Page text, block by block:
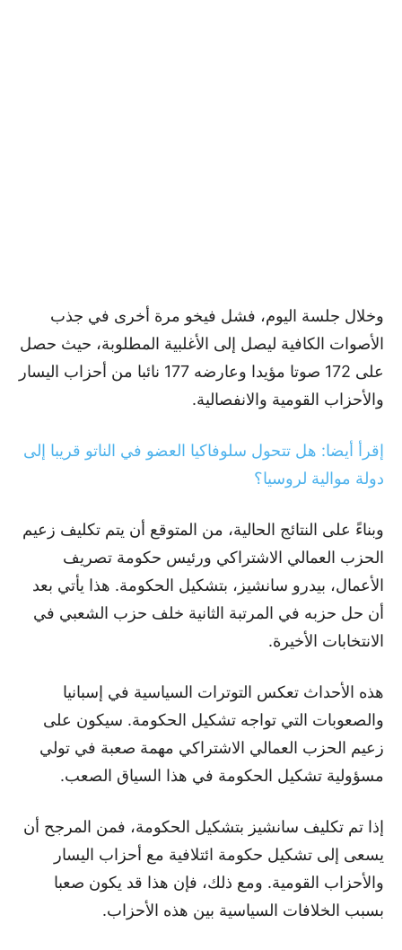
وخلال جلسة اليوم، فشل فيخو مرة أخرى في جذب
الأصوات الكافية ليصل إلى الأغلبية المطلوبة، حيث حصل
على 172 صوتا مؤيدا وعارضه 177 نائبا من أحزاب اليسار
والأحزاب القومية والانفصالية.
إقرأ أيضا: هل تتحول سلوفاكيا العضو في الناتو قريبا إلى
دولة موالية لروسيا؟
وبناءً على النتائج الحالية، من المتوقع أن يتم تكليف زعيم
الحزب العمالي الاشتراكي ورئيس حكومة تصريف
الأعمال، بيدرو سانشيز، بتشكيل الحكومة. هذا يأتي بعد
أن حل حزبه في المرتبة الثانية خلف حزب الشعبي في
الانتخابات الأخيرة.
هذه الأحداث تعكس التوترات السياسية في إسبانيا
والصعوبات التي تواجه تشكيل الحكومة. سيكون على
زعيم الحزب العمالي الاشتراكي مهمة صعبة في تولي
مسؤولية تشكيل الحكومة في هذا السياق الصعب.
إذا تم تكليف سانشيز بتشكيل الحكومة، فمن المرجح أن
يسعى إلى تشكيل حكومة ائتلافية مع أحزاب اليسار
والأحزاب القومية. ومع ذلك، فإن هذا قد يكون صعبا
بسبب الخلافات السياسية بين هذه الأحزاب.